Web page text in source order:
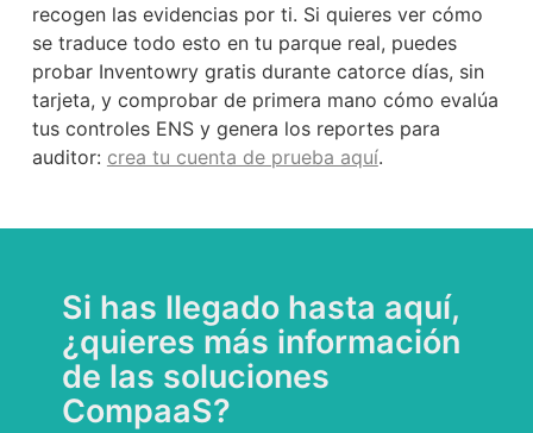
recogen las evidencias por ti. Si quieres ver cómo
se traduce todo esto en tu parque real, puedes
probar Inventowry gratis durante catorce días, sin
tarjeta, y comprobar de primera mano cómo evalúa
tus controles ENS y genera los reportes para
auditor: crea tu cuenta de prueba aquí.
Si has llegado hasta aquí,
¿quieres más información
de las soluciones
CompaaS?